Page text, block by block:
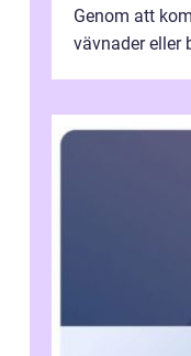
Genom att
vävnader eller